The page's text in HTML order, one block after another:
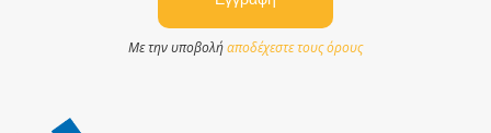
Με την υποβολήαποδέχεστε τους όρους